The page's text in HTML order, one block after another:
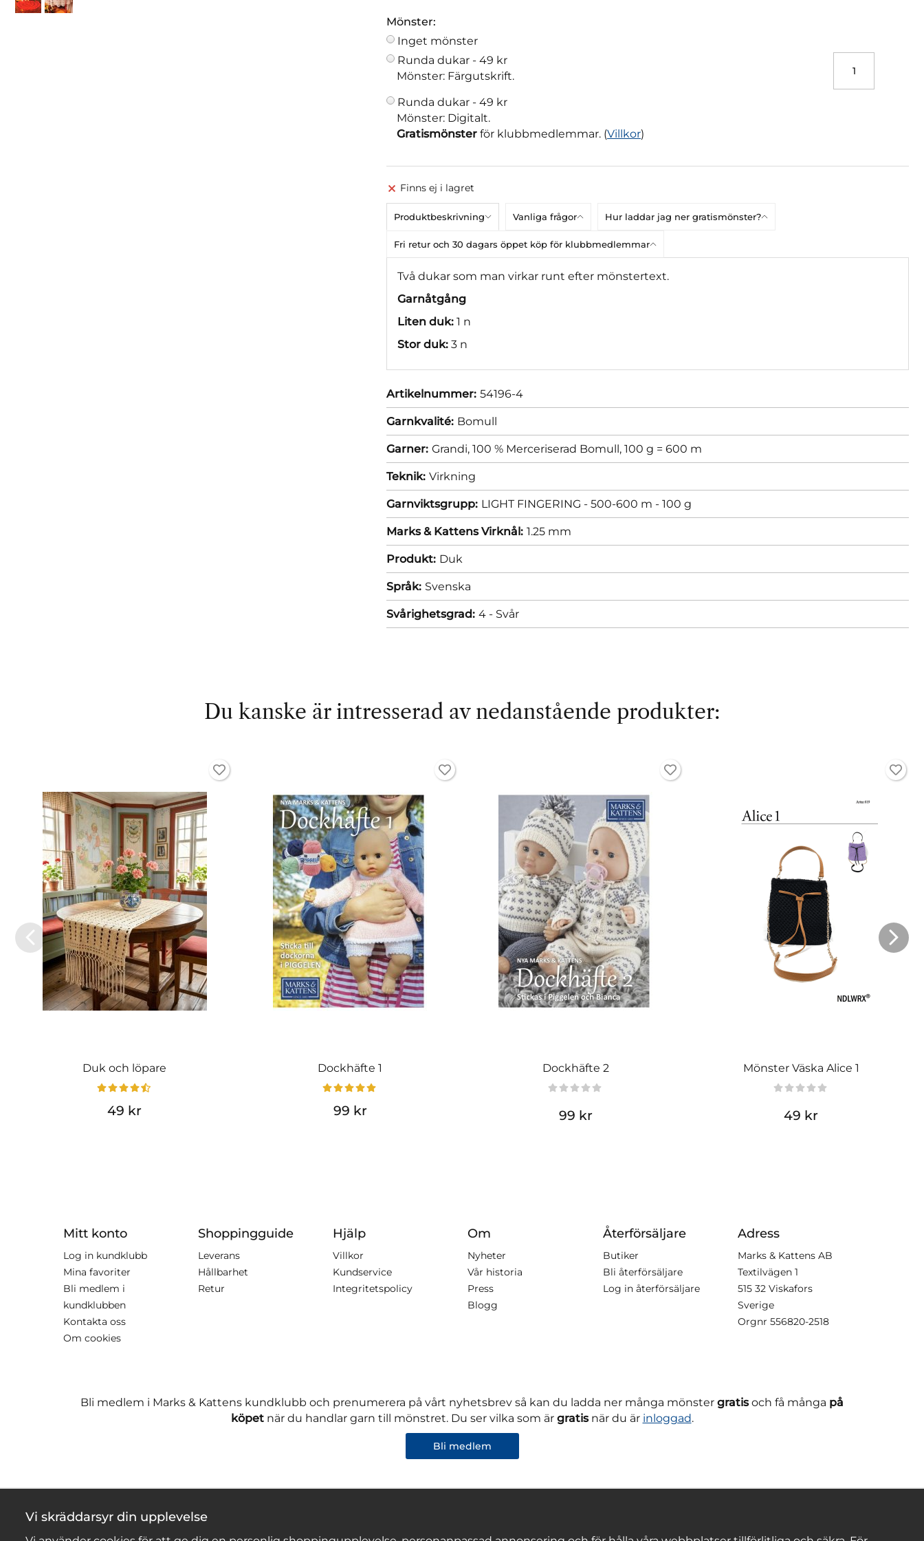
Mönster:
Inget mönster
Runda dukar - 49 kr
Mönster: Färgutskrift.
Runda dukar - 49 kr
Mönster: Digitalt.
Gratismönster för klubbmedlemmar. (Villkor)
Finns ej i lagret
Produktbeskrivning Vanliga frågor Hur laddar jag ner gratismönster?
Fri retur och 30 dagars öppet köp för klubbmedlemmar
Två dukar som man virkar runt efter mönstertext.
Garnåtgång
Liten duk: 1 n
Stor duk: 3 n
Artikelnummer: 54196-4
Garnkvalité: Bomull
Garner: Grandi, 100 % Merceriserad Bomull, 100 g = 600 m
Teknik: Virkning
Garnviktsgrupp: LIGHT FINGERING - 500-600 m - 100 g
Marks & Kattens Virknål: 1.25 mm
Produkt: Duk
Språk: Svenska
Svårighetsgrad: 4 - Svår
Du kanske är intresserad av nedanstående produkter:
Duk och löpare
49 kr
Dockhäfte 1
99 kr
Dockhäfte 2
99 kr
Mönster Väska Alice 1
49 kr
Mitt konto
Log in kundklubb
Mina favoriter
Bli medlem i
kundklubben
Kontakta oss
Om cookies
Shoppingguide
Leverans
Hållbarhet
Retur
Hjälp
Villkor
Kundservice
Integritetspolicy
Om
Nyheter
Vår historia
Press
Blogg
Återförsäljare
Butiker
Bli återförsäljare
Log in återförsäljare
Adress
Marks & Kattens AB
Textilvägen 1
515 32 Viskafors
Sverige
Orgnr 556820-2518
Bli medlem i Marks & Kattens kundklubb och prenumerera på vårt nyhetsbrev så kan du ladda ner många mönster gratisoch få många på
köpetnär du handlar garn till mönstret. Du ser vilka som är gratisnär du är inloggad.
Bli medlem
Vi skräddarsyr din upplevelse